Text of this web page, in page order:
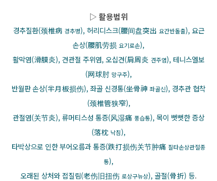
▷ 활용범위
경추질환(颈椎病 경추병), 허리디스크(腰间盘突出 요간반돌출), 요근
손상(腰肌劳损 요기로손),
활막염(滑膜炎), 견관절 주위염, 오십견(肩周炎 견주염), 테니스엘보
(网球肘 망구주),
반월판 손상(半月板损伤), 좌골 신경통(坐骨神 좌골신), 경추관 협착
(颈椎管狭窄),
관절염(关节炎), 류머티스성 통증(风湿痛 풍습통), 목이 뻣뻣한 증상
(落枕 낙침),
타박상으로 인한 부어오름과 통증(跌打损伤关节肿痛 질타손상관절종
통),
오래된 상처와 접질림(老伤旧扭伤 로상구뉴상), 골절(骨折) 등.